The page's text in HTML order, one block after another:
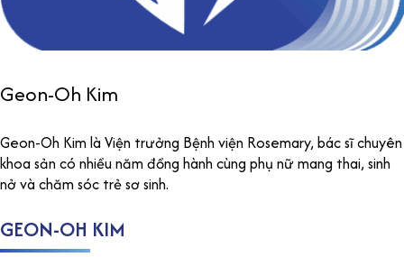
Geon-Oh Kim
Geon-Oh Kim là Viện trưởng Bệnh viện Rosemary, bác sĩ chuyên
khoa sản có nhiều năm đồng hành cùng phụ nữ mang thai, sinh
nở và chăm sóc trẻ sơ sinh.
GEON-OH KIM